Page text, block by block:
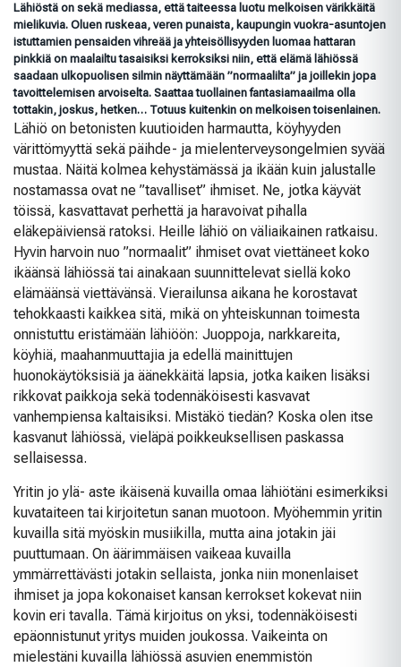
Lähiöstä on sekä mediassa, että taiteessa luotu melkoisen värikkäitä
mielikuvia. Oluen ruskeaa, veren punaista, kaupungin vuokra-asuntojen
istuttamien pensaiden vihreää ja yhteisöllisyyden luomaa hattaran
pinkkiä on maalailtu tasaisiksi kerroksiksi niin, että elämä lähiössä
saadaan ulkopuolisen silmin näyttämään ”normaalilta” ja joillekin jopa
tavoittelemisen arvoiselta. Saattaa tuollainen fantasiamaailma olla
tottakin, joskus, hetken… Totuus kuitenkin on melkoisen toisenlainen.
Lähiö on betonisten kuutioiden harmautta, köyhyyden
värittömyyttä sekä päihde- ja mielenterveysongelmien syvää
mustaa. Näitä kolmea kehystämässä ja ikään kuin jalustalle
nostamassa ovat ne ”tavalliset” ihmiset. Ne, jotka käyvät
töissä, kasvattavat perhettä ja haravoivat pihalla
eläkepäiviensä ratoksi. Heille lähiö on väliaikainen ratkaisu.
Hyvin harvoin nuo ”normaalit” ihmiset ovat viettäneet koko
ikäänsä lähiössä tai ainakaan suunnittelevat siellä koko
elämäänsä viettävänsä. Vierailunsa aikana he korostavat
tehokkaasti kaikkea sitä, mikä on yhteiskunnan toimesta
onnistuttu eristämään lähiöön: Juoppoja, narkkareita,
köyhiä, maahanmuuttajia ja edellä mainittujen
huonokäytöksisiä ja äänekkäitä lapsia, jotka kaiken lisäksi
rikkovat paikkoja sekä todennäköisesti kasvavat
vanhempiensa kaltaisiksi. Mistäkö tiedän? Koska olen itse
kasvanut lähiössä, vieläpä poikkeuksellisen paskassa
sellaisessa.
Yritin jo ylä- aste ikäisenä kuvailla omaa lähiötäni esimerkiksi
kuvataiteen tai kirjoitetun sanan muotoon. Myöhemmin yritin
kuvailla sitä myöskin musiikilla, mutta aina jotakin jäi
puuttumaan. On äärimmäisen vaikeaa kuvailla
ymmärrettävästi jotakin sellaista, jonka niin monenlaiset
ihmiset ja jopa kokonaiset kansan kerrokset kokevat niin
kovin eri tavalla. Tämä kirjoitus on yksi, todennäköisesti
epäonnistunut yritys muiden joukossa. Vaikeinta on
mielestäni kuvailla lähiössä asuvien enemmistön